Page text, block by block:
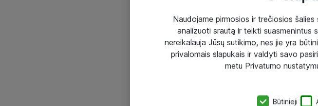
Naudojame pirmosios ir trečiosios
analizuoti srautą ir teikti suasmenintus
nereikalauja Jūsų sutikimo, nes jie yra
privalomais slapukais ir valdyti savo
metu Privatumo
Būtinieji